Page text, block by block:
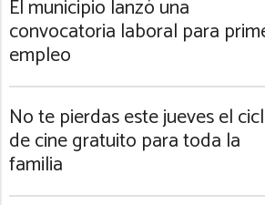
El municipio lanzó una
convocatoria laboral para
empleo
No te pierdas este jueves el
de cine gratuito para toda la
familia